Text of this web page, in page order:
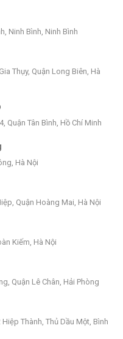
Ninh Bình, Ninh Bình
Thụy, Quận Long Biên, Hà
Quận Tân Bình, Hồ Chí Minh
Hà Nội
Quận Hoàng Mai, Hà Nội
Kiếm, Hà Nội
Quận Lê Chân, Hải Phòng
Thành, Thủ Dầu Một, Bình